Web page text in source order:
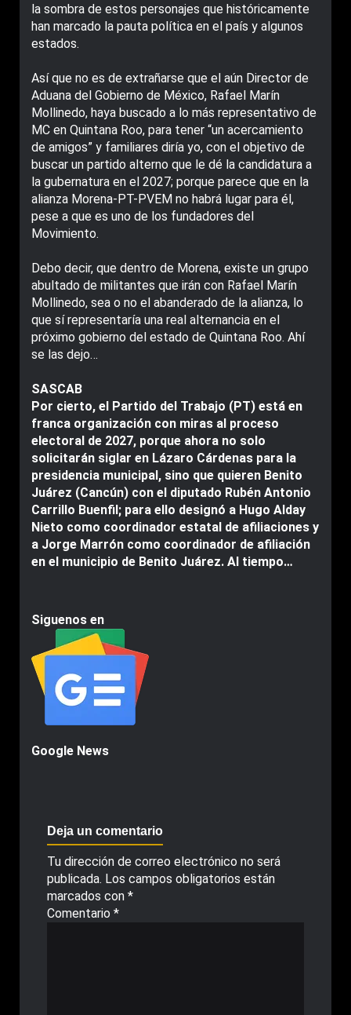
la sombra de estos personajes que históricamente
han marcado la pauta política en el país y algunos
estados.
Así que no es de extrañarse que el aún Director de
Aduana del Gobierno de México, Rafael Marín
Mollinedo, haya buscado a lo más representativo de
MC en Quintana Roo, para tener “un acercamiento
de amigos” y familiares diría yo, con el objetivo de
buscar un partido alterno que le dé la candidatura a
la gubernatura en el 2027; porque parece que en la
alianza Morena-PT-PVEM no habrá lugar para él,
pese a que es uno de los fundadores del
Movimiento.
Debo decir, que dentro de Morena, existe un grupo
abultado de militantes que irán con Rafael Marín
Mollinedo, sea o no el abanderado de la alianza, lo
que sí representaría una real alternancia en el
próximo gobierno del estado de Quintana Roo. Ahí
se las dejo…
SASCAB
Por cierto, el Partido del Trabajo (PT) está en
franca organización con miras al proceso
electoral de 2027, porque ahora no solo
solicitarán siglar en Lázaro Cárdenas para la
presidencia municipal, sino que quieren Benito
Juárez (Cancún) con el diputado Rubén Antonio
Carrillo Buenfil; para ello designó a Hugo Alday
Nieto como coordinador estatal de afiliaciones y
a Jorge Marrón como coordinador de afiliación
en el municipio de Benito Juárez. Al tiempo…
Siguenos en
Google News
Deja un comentario
Tu dirección de correo electrónico no será
publicada. Los campos obligatorios están
marcados con *
Comentario *